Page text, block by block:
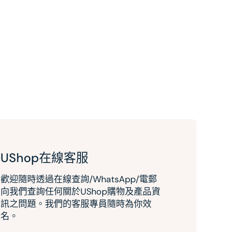
UShop在線客服
歡迎隨時透過在線查詢/WhatsApp/電郵
向我們查詢任何關於UShop購物及產品資
訊之問題。我們的客服專員隨時為你效
名。